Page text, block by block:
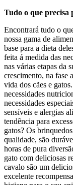
Tudo o que precisa
Encontrará tudo o
nossa gama de
base para a dieta
feita á medida das
nas várias etapas da
crescimento, na fase
vida dos cães e
necessidades
necessidades
sensíveis e alergias
tendência para
gatos? Os
qualidade, são
horas de pura
gato com deliciosas
cavalo são um
excelente